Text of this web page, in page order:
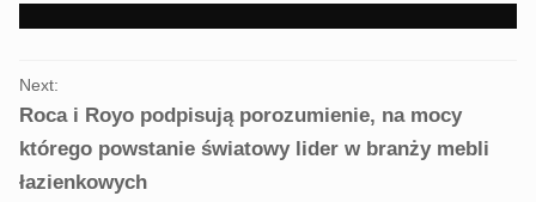
n
s
w
n
d
o
w
e
n
w
i
d
o
PORTFOLIO
NAVIGATION
Next:
Roca i Royo podpisują porozumienie, na mocy
którego powstanie światowy lider w branży mebli
łazienkowych